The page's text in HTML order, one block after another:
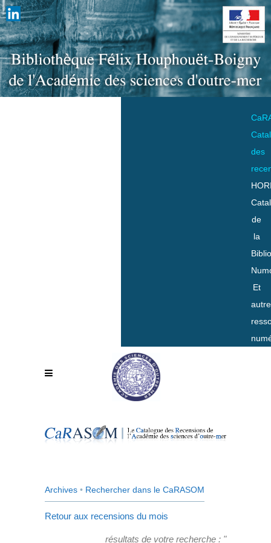
des
de
la
Et
Archives • Rechercher dans le CaRASOM
Retour aux recensions du mois
résultats de votre recherche : "